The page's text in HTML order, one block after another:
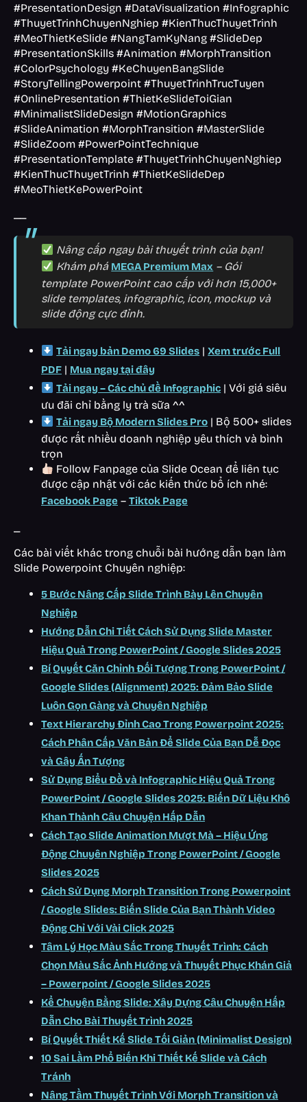
#PresentationDesign #DataVisualization #Infographic
#ThuyetTrinhChuyenNghiep #KienThucThuyetTrinh
#MeoThietKeSlide #NangTamKyNang #SlideDep
#PresentationSkills #Animation #MorphTransition
#ColorPsychology #KeChuyenBangSlide
#StoryTellingPowerpoint #ThuyetTrinhTrucTuyen
#OnlinePresentation #ThietKeSlideToiGian
#MinimalistSlideDesign #MotionGraphics
#SlideAnimation #MorphTransition #MasterSlide
#SlideZoom #PowerPointTechnique
#PresentationTemplate #ThuyetTrinhChuyenNghiep
#KienThucThuyetTrinh #ThietKeSlideDep
#MeoThietKePowerPoint
Nâng cấp ngay bài thuyết trình của bạn!
Khám phá MEGA Premium Max – Gói
template PowerPoint cao cấp với hơn 15,000+
slide templates, infographic, icon, mockup và
slide động cực đỉnh.
Tải ngay bản Demo 69 Slides |Xem trước Full
PDF | Mua ngay tại đây
Tải ngay – Các chủ đề Infographic | Với giá siêu
ưu đãi chỉ bằng ly trà sữa ^^
Tải ngay Bộ Modern Slides Pro | Bộ 500+ slides
được rất nhiều doanh nghiệp yêu thích và bình
trọn
Follow Fanpage của Slide Ocean để liên tục
được cập nhật với các kiến thức bổ ích nhé:
Facebook Page – Tiktok Page
Các bài viết khác trong chuỗi bài hướng dẫn bạn làm
Slide Powerpoint Chuyên nghiệp:
5 Bước Nâng Cấp Slide Trình Bày Lên Chuyên
Nghiệp
Hướng Dẫn Chi Tiết Cách Sử Dụng Slide Master
Hiệu Quả Trong PowerPoint / Google Slides 2025
Bí Quyết Căn Chỉnh Đối Tượng Trong PowerPoint /
Google Slides (Alignment) 2025: Đảm Bảo Slide
Luôn Gọn Gàng và Chuyên Nghiệp
Text Hierarchy Đỉnh Cao Trong Powerpoint 2025:
Cách Phân Cấp Văn Bản Để Slide Của Bạn Dễ Đọc
và Gây Ấn Tượng
Sử Dụng Biểu Đồ và Infographic Hiệu Quả Trong
PowerPoint / Google Slides 2025: Biến Dữ Liệu Khô
Khan Thành Câu Chuyện Hấp Dẫn
Cách Tạo Slide Animation Mượt Mà – Hiệu Ứng
Động Chuyên Nghiệp Trong PowerPoint / Google
Slides 2025
Cách Sử Dụng Morph Transition Trong Powerpoint
/ Google Slides: Biến Slide Của Bạn Thành Video
Động Chỉ Với Vài Click 2025
Tâm Lý Học Màu Sắc Trong Thuyết Trình: Cách
Chọn Màu Sắc Ảnh Hưởng và Thuyết Phục Khán Giả
– Powerpoint / Google Slides 2025
Kể Chuyện Bằng Slide: Xây Dựng Câu Chuyện Hấp
Dẫn Cho Bài Thuyết Trình 2025
Bí Quyết Thiết Kế Slide Tối Giản (Minimalist Design)
10 Sai Lầm Phổ Biến Khi Thiết Kế Slide và Cách
Tránh
Nâng Tầm Thuyết Trình Với Morph Transition và